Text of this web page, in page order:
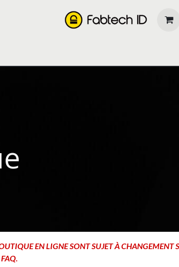
EN LIGNE SONT SUJET À CHANGEMENT